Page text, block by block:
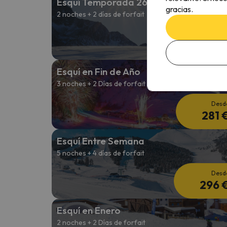
2 noches + 2 días de forfait
Esquí en Fin de Año
3 noches + 2 Días de forfait
281
Esquí Entre Semana
5 noches + 4 días de forfait
296
Esquí en Enero
2 noches + 2 Días de forfait
gracias.